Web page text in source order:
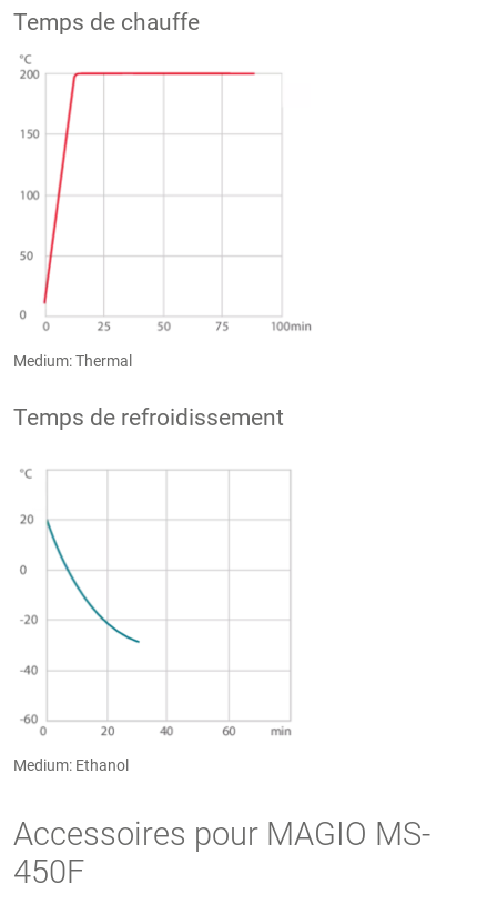
Temps de chauffe
Medium: Thermal
Temps de refroidissement
Medium: Ethanol
Accessoires pour MAGIO MS-
450F